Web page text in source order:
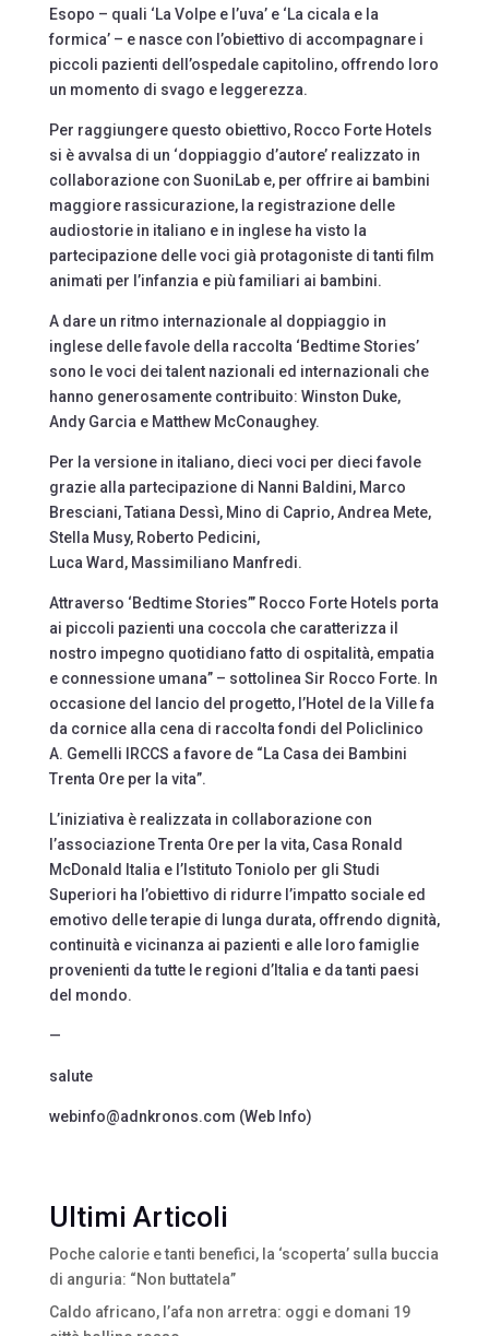
Esopo – quali ‘La Volpe e l’uva’ e ‘La cicala e la
formica’ – e nasce con l’obiettivo di accompagnare i
piccoli pazienti dell’ospedale capitolino, offrendo loro
un momento di svago e leggerezza.
Per raggiungere questo obiettivo, Rocco Forte Hotels
si è avvalsa di un ‘doppiaggio d’autore’ realizzato in
collaborazione con SuoniLab e, per offrire ai bambini
maggiore rassicurazione, la registrazione delle
audiostorie in italiano e in inglese ha visto la
partecipazione delle voci già protagoniste di tanti film
animati per l’infanzia e più familiari ai bambini.
A dare un ritmo internazionale al doppiaggio in
inglese delle favole della raccolta ‘Bedtime Stories’
sono le voci dei talent nazionali ed internazionali che
hanno generosamente contribuito: Winston Duke,
Andy Garcia e Matthew McConaughey.
Per la versione in italiano, dieci voci per dieci favole
grazie alla partecipazione di Nanni Baldini, Marco
Bresciani, Tatiana Dessì, Mino di Caprio, Andrea Mete,
Stella Musy, Roberto Pedicini,
Luca Ward, Massimiliano Manfredi.
Attraverso ‘Bedtime Stories”’ Rocco Forte Hotels porta
ai piccoli pazienti una coccola che caratterizza il
nostro impegno quotidiano fatto di ospitalità, empatia
e connessione umana” – sottolinea Sir Rocco Forte. In
occasione del lancio del progetto, l’Hotel de la Ville fa
da cornice alla cena di raccolta fondi del Policlinico
A. Gemelli IRCCS a favore de “La Casa dei Bambini
Trenta Ore per la vita”.
L’iniziativa è realizzata in collaborazione con
l’associazione Trenta Ore per la vita, Casa Ronald
McDonald Italia e l’Istituto Toniolo per gli Studi
Superiori ha l’obiettivo di ridurre l’impatto sociale ed
emotivo delle terapie di lunga durata, offrendo dignità,
continuità e vicinanza ai pazienti e alle loro famiglie
provenienti da tutte le regioni d’Italia e da tanti paesi
del mondo.
—
salute
webinfo@adnkronos.com (Web Info)
Ultimi Articoli
Poche calorie e tanti benefici, la ‘scoperta’ sulla buccia
di anguria: “Non buttatela”
Caldo africano, l’afa non arretra: oggi e domani 19